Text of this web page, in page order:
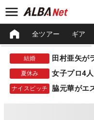
全ツアー ギア
結婚 田村亜矢が
夏休み 女子プロ4
ナイスピッチ 脇元華がエ